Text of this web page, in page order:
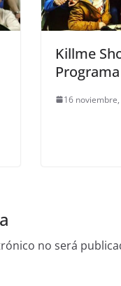
Killme
16
no será